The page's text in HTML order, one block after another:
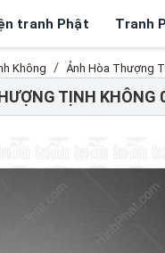
tranh Phật Tranh
Không Ảnh Hòa Thượng
TỊNH KHÔNG